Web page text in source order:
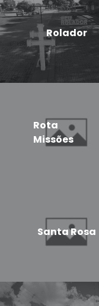
Rolador
Rota
Missões
Santa Rosa